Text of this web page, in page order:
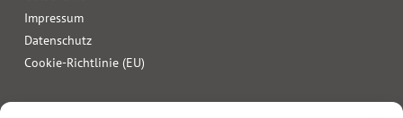
Impressum
Datenschutz
Cookie-Richtlinie (EU)